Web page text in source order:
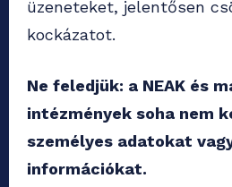
üzeneteket, jelentősen
kockázatot.
Ne feledjük: a NEAK és
intézmények soha nem
személyes adatokat
információkat.